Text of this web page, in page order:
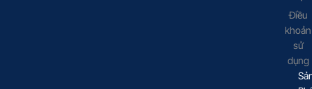
Điều
khoản
sử
dụng